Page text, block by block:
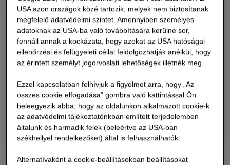
USA azon országok közé tartozik, melyek nem biztosítanak
megfelelő adatvédelmi szintet. Amennyiben személyes
adatoknak az USA-ba való továbbítására kerülne sor,
fennáll annak a kockázata, hogy azokat az USA hatóságai
ellenőrzési és felügyeleti céllal feldolgozhatják anélkül, hogy
az érintett személyt jogorvoslati lehetőségek illetnék meg.
Ezzel kapcsolatban felhívjuk a figyelmet arra, hogy „Az
összes cookie elfogadása” gombra való kattintással Ön
beleegyezik abba, hogy az oldalunkon alkalmazott cookie-k
az adatvédelmi tájékoztatónkban említett terjedelemben
általunk és harmadik felek (beleértve az USA-ban
székhellyel rendelkezőket) által is felhasználhatók.
Alternatívaként a cookie-beállításokban beállításokat